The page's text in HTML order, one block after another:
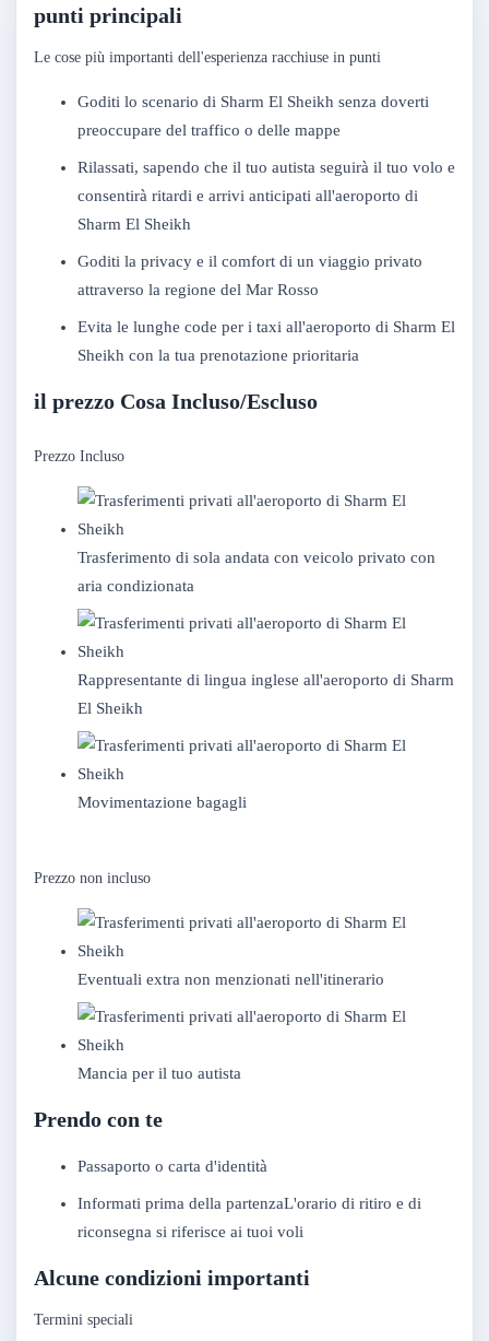
punti principali
Le cose più importanti dell'esperienza racchiuse in punti
Goditi lo scenario di Sharm El Sheikh senza doverti
preoccupare del traffico o delle mappe
Rilassati, sapendo che il tuo autista seguirà il tuo volo e
consentirà ritardi e arrivi anticipati all'aeroporto di
Sharm El Sheikh
Goditi la privacy e il comfort di un viaggio privato
attraverso la regione del Mar Rosso
Evita le lunghe code per i taxi all'aeroporto di Sharm El
Sheikh con la tua prenotazione prioritaria
il prezzo Cosa Incluso/Escluso
Prezzo Incluso
Trasferimento di sola andata con veicolo privato con
aria condizionata
Rappresentante di lingua inglese all'aeroporto di Sharm
El Sheikh
Movimentazione bagagli
Prezzo non incluso
Eventuali extra non menzionati nell'itinerario
Mancia per il tuo autista
Prendo con te
Passaporto o carta d'identità
Informati prima della partenzaL'orario di ritiro e di
riconsegna si riferisce ai tuoi voli
Alcune condizioni importanti
Termini speciali